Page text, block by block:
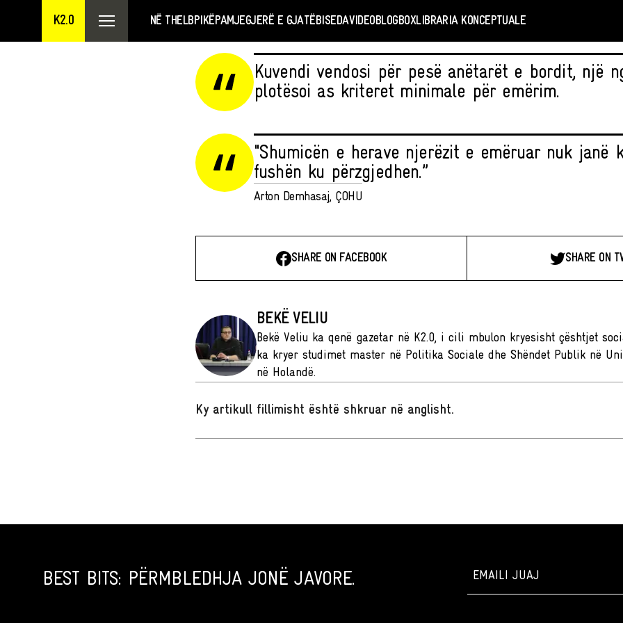
K2.0 NË THELBPIKËPAMJEGJERË E GJATËBISEDAVIDEOBLOGBOXLIBRARIA KONCEPTUALE
Kuvendi vendosi për pesë anëtarët e bordit, një
plotësoi as kriteret minimale për emërim.
"Shumicën e herave njerëzit e emëruar nuk janë
fushën ku përzgjedhen.”
Arton Demhasaj, ÇOHU
SHARE ON FACEBOOK SHARE ON
BEKË VELIU
Bekë Veliu ka qenë gazetar në K2.0, i cili mbulon kryesisht çështjet
ka kryer studimet master në Politika Sociale dhe Shëndet Publik në
në Holandë.
Ky artikull fillimisht është shkruar në anglisht.
BEST BITS: PËRMBLEDHJA JONË JAVORE.